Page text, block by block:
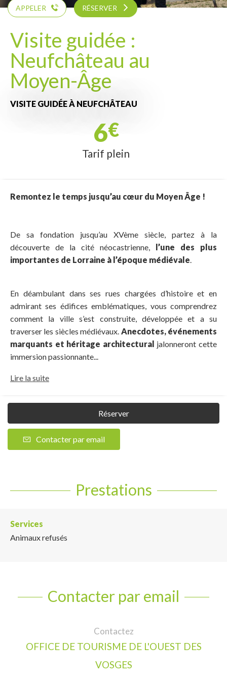
APPELER RÉSERVER
Visite guidée :
Neufchâteau au
Moyen-Âge
VISITE GUIDÉEÀ NEUFCHÂTEAU
6€
Tarif plein
Remontez le temps jusqu’au cœur du Moyen Âge !
De sa fondation jusqu’au XVème siècle, partez à la
découverte de la cité néocastrienne, l’une des plus
importantes de Lorraine à l’époque médiévale.
En déambulant dans ses rues chargées d’histoire et en
admirant ses édifices emblématiques, vous comprendrez
comment la ville s’est construite, développée et a su
traverser les siècles médiévaux. Anecdotes, événements
marquants et héritage architectural jalonneront cette
immersion passionnante...
Lire la suite
Réserver
Contacter par email
Prestations
Services
Animaux refusés
Contacter par email
Contactez
OFFICE DE TOURISME DE L'OUEST DES
VOSGES